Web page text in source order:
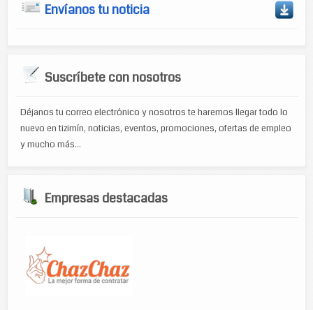
Envíanos tu noticia
Suscríbete con nosotros
Déjanos tu correo electrónico y nosotros te haremos llegar todo lo
nuevo en tizimín, noticias, eventos, promociones, ofertas de empleo
y mucho más...
Empresas destacadas